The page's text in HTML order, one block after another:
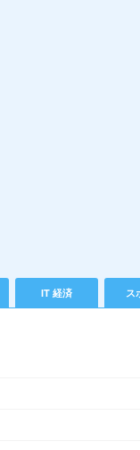
IT 経済 ス